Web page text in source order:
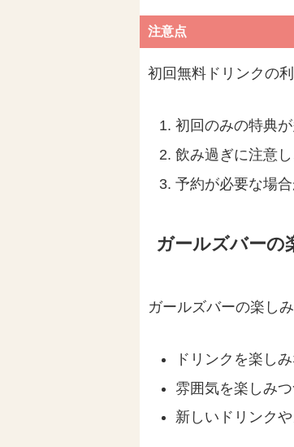
注意点
初回無料ドリンクの
初回のみの特典
飲み過ぎに注意
予約が必要な場
ガールズバーの
ガールズバーの楽し
ドリンクを楽し
雰囲気を楽しみ
新しいドリンク